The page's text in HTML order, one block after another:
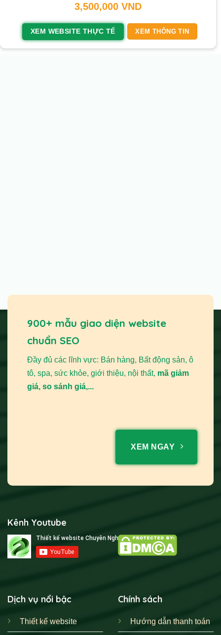
3,500,000 VND
XEM WEBSITE THỰC TẾ XEM THÔNG TIN
900+ mẫu giao diện website
chuẩn SEO
Đầy đủ các lĩnh vực: Bán hàng, Bất động sản, ô
tô, spa, sức khỏe, giới thiệu, nội thất, mã giảm
giá, so sánh giá,...
XEM NGAY
Kênh Youtube
Dịch vụ nổi bậc
Thiết kế website
Chính sách
Hướng dẫn thanh toán